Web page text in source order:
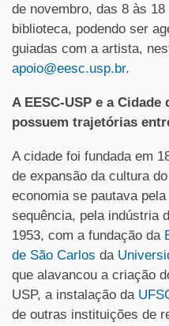
de novembro, das 8 às
biblioteca, podendo ser
guiadas com a artista,
apoio@eesc.usp.br.
A EESC-USP e a Cidade
possuem trajetórias
A cidade foi fundada em
de expansão da cultura
economia se pautava
sequência, pela indústria
1953, com a fundação da
de São Carlos da
que alavancou a criação
USP, a instalação da
de outras instituições de